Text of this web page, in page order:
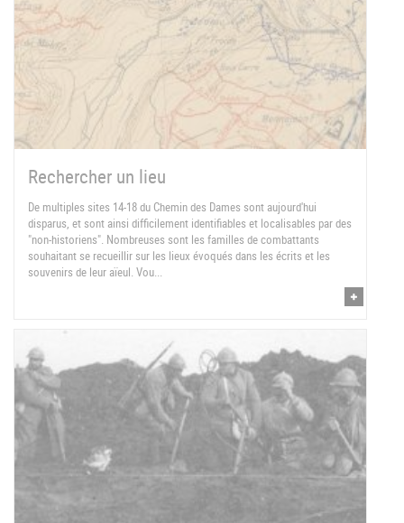
Rechercher un lieu
De multiples sites 14-18 du Chemin des Dames sont aujourd'hui
disparus, et sont ainsi difficilement identifiables et localisables par des
"non-historiens". Nombreuses sont les familles de combattants
souhaitant se recueillir sur les lieux évoqués dans les écrits et les
souvenirs de leur aïeul. Vou...